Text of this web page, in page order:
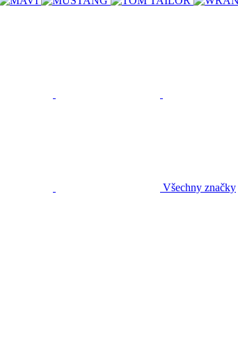
Všechny značky